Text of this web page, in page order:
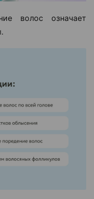
волос означает